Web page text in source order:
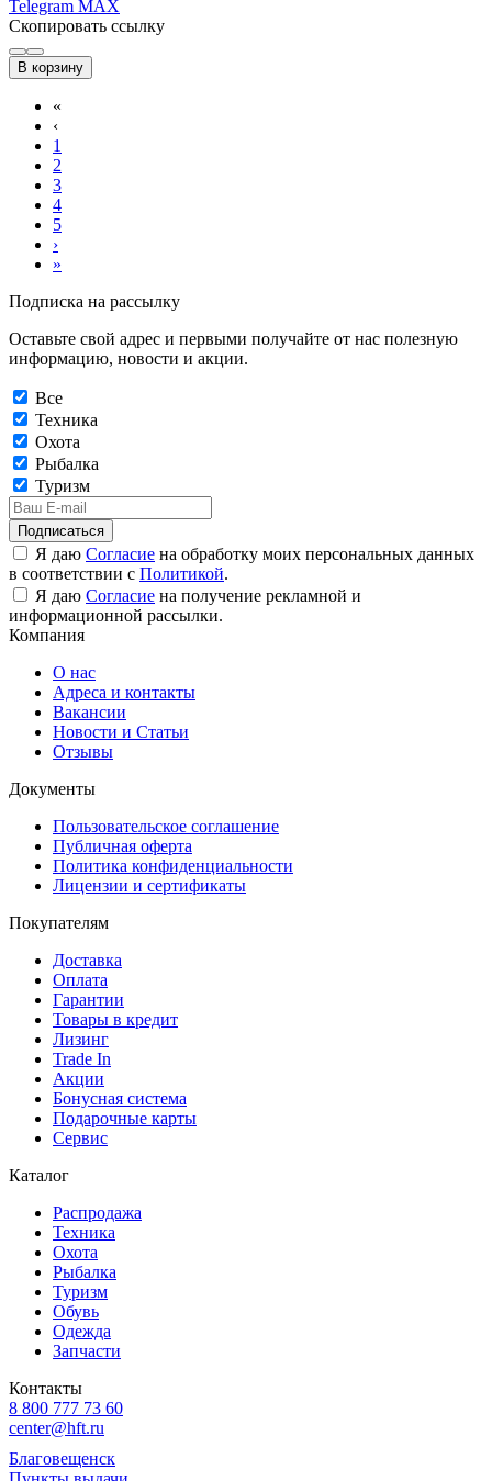
Telegram MAX
Скопировать ссылку
В корзину
«
‹
1
2
3
4
5
›
»
Подписка на рассылку
Оставьте свой адрес и первыми получайте от нас полезную
информацию, новости и акции.
Все
Техника
Охота
Рыбалка
Туризм
Подписаться
Я даю Согласие на обработку моих персональных данных
в соответствии с Политикой.
Я даю Согласие на получение рекламной и
информационной рассылки.
Компания
О нас
Адреса и контакты
Вакансии
Новости и Статьи
Отзывы
Документы
Пользовательское соглашение
Публичная оферта
Политика конфиденциальности
Лицензии и сертификаты
Покупателям
Доставка
Оплата
Гарантии
Товары в кредит
Лизинг
Trade In
Акции
Бонусная система
Подарочные карты
Сервис
Каталог
Распродажа
Техника
Охота
Рыбалка
Туризм
Обувь
Одежда
Запчасти
Контакты
8 800 777 73 60
center@hft.ru
Благовещенск